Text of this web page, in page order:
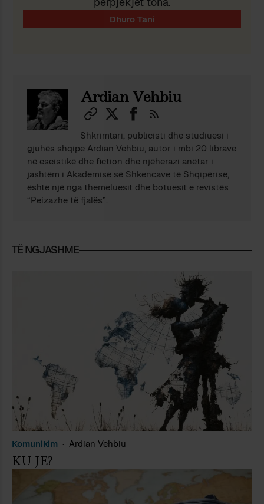
Ardian Vehbiu
Shkrimtari, publicisti dhe studiuesi i
gjuhës shqipe Ardian Vehbiu, autor i mbi 20 librave
në eseistikë dhe fiction dhe njëherazi anëtar i
jashtëm i Akademisë së Shkencave të Shqipërisë,
është një nga themeluesit dhe botuesit e revistës
“Peizazhe të fjalës”.
TË NGJASHME
Komunikim Ardian Vehbiu
KU JE?